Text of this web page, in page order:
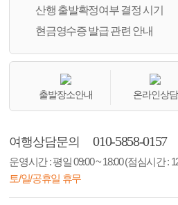
산행 출발확정여부 결정 시기
현금영수증 발급 관련 안내
출발장소안내 온라인상담
여행상담문의 010-5858-0157
운영시간 : 평일 09:00 ~ 18:00 (점심시간 :
토/일/공휴일 휴무